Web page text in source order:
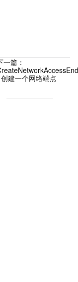
一篇：
建一个网络端点